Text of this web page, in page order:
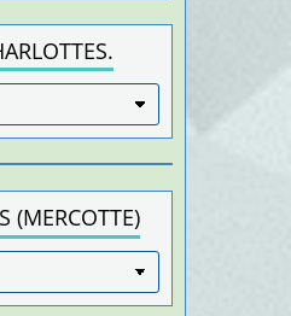
(MERCOTTE)